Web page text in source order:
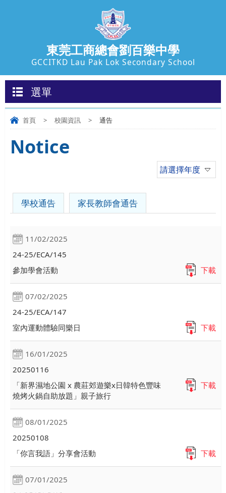
東莞工商總會劉百樂中學
GCCITKD Lau Pak Lok Secondary School
選單
首頁 > 校園資訊 > 通告
Notice
請選擇年度
學校通告 家長教師會通告
11/02/2025
24-25/ECA/145
參加學會活動
下載
07/02/2025
24-25/ECA/147
室內運動體驗同樂日
下載
16/01/2025
20250116
「新界濕地公園 x 農莊郊遊樂x日韓特色豐味
燒烤火鍋自助放題」親子旅行
下載
08/01/2025
20250108
「你言我語」分享會活動
下載
07/01/2025